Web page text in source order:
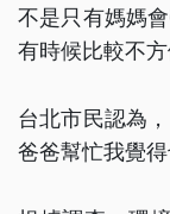
不是只有媽媽
有時候比較不方
台北市民認為
爸爸幫忙我覺